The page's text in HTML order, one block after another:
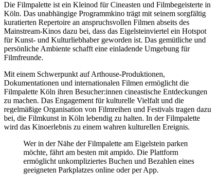
Die Filmpalette ist ein Kleinod für Cineasten und Filmbegeisterte in
Köln. Das unabhängige Programmkino trägt mit seinem sorgfältig
kuratierten Repertoire an anspruchsvollen Filmen abseits des
Mainstream-Kinos dazu bei, dass das Eigelsteinviertel ein Hotspot
für Kunst- und Kulturliebhaber geworden ist. Das gemütliche und
persönliche Ambiente schafft eine einladende Umgebung für
Filmfreunde.
Mit einem Schwerpunkt auf Arthouse-Produktionen,
Dokumentationen und internationalen Filmen ermöglicht die
Filmpalette Köln ihren Besucher:innen cineastische Entdeckungen
zu machen. Das Engagement für kulturelle Vielfalt und die
regelmäßige Organisation von Filmreihen und Festivals tragen dazu
bei, die Filmkunst in Köln lebendig zu halten. In der Filmpalette
wird das Kinoerlebnis zu einem wahren kulturellen Ereignis.
Wer in der Nähe der Filmpalette am Eigelstein parken
möchte, fährt am besten mit ampido. Die Plattform
ermöglicht unkompliziertes Buchen und Bezahlen eines
geeigneten Parkplatzes online oder per App.